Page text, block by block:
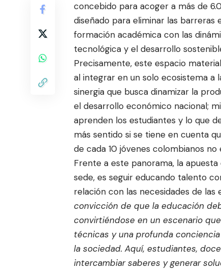
concebido para acoger a más de
diseñado para eliminar las
formación académica con las
tecnológica y el desarrollo
Precisamente, este espacio
al integrar en un solo ecosistema a
sinergia que busca dinamizar la
el desarrollo económico nacional;
aprenden los estudiantes y lo que
más sentido si se tiene en cuenta
de cada 10 jóvenes colombianos
Frente a este panorama, la
sede, es seguir educando talento
relación con las necesidades de las
convicción de que la educación
convirtiéndose en un escenario
técnicas y una profunda
la sociedad. Aquí, estudiantes,
intercambiar saberes y generar